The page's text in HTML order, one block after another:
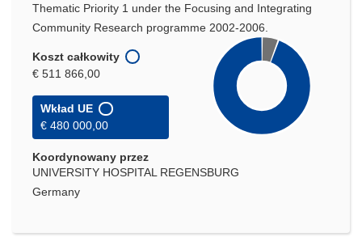
Thematic Priority 1 under the Focusing and Integrating
Community Research programme 2002-2006.
Koszt całkowity
€ 511 866,00
Wkład UE
€ 480 000,00
Koordynowany przez
UNIVERSITY HOSPITAL REGENSBURG
Germany